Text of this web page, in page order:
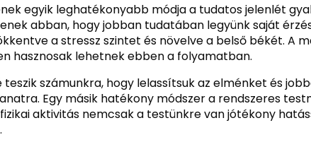
egyik leghatékonyabb módja a tudatos jelenlét
abban, hogy jobban tudatában legyünk saját
a stressz szintet és növelve a belső békét. A
hasznosak lehetnek ebben a folyamatban.
számunkra, hogy lelassítsuk az elménket és
Egy másik hatékony módszer a rendszeres
aktivitás nemcsak a testünkre van jótékony